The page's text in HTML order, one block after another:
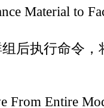
Material to
后执行命令，
From Entire